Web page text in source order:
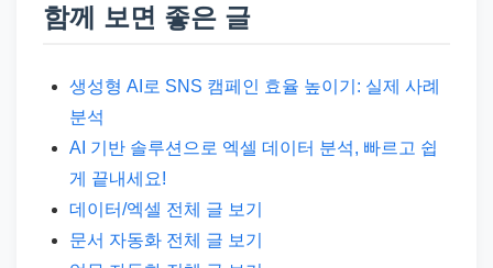
함께 보면 좋은 글
생성형 AI로 SNS 캠페인 효율 높이기: 실제 사례
분석
AI 기반 솔루션으로 엑셀 데이터 분석, 빠르고 쉽
게 끝내세요!
데이터/엑셀 전체 글 보기
문서 자동화 전체 글 보기